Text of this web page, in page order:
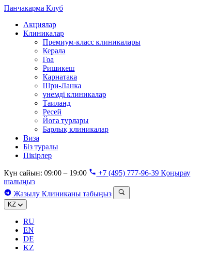
Панчакарма Клуб
Акциялар
Клиникалар
Премиум-класс клиникалары
Керала
Гоа
Ришикеш
Карнатака
Шри-Ланка
үнемді клиникалар
Таиланд
Ресей
Йога турлары
Барлық клиникалар
Виза
Біз туралы
Пікірлер
Күн сайын: 09:00 – 19:00 +7 (495) 777-96-39 Қоңырау
шалыңыз
Жазылу Клиниканы табыңыз
KZ
RU
EN
DE
KZ